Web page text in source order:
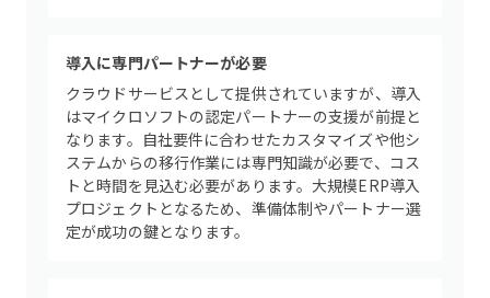
導入に専門パートナーが必要
クラウドサービスとして提供されていますが、導入
はマイクロソフトの認定パートナーの支援が前提と
なります。自社要件に合わせたカスタマイズや他シ
ステムからの移行作業には専門知識が必要で、コス
トと時間を見込む必要があります。大規模ERP導入
プロジェクトとなるため、準備体制やパートナー選
定が成功の鍵となります。